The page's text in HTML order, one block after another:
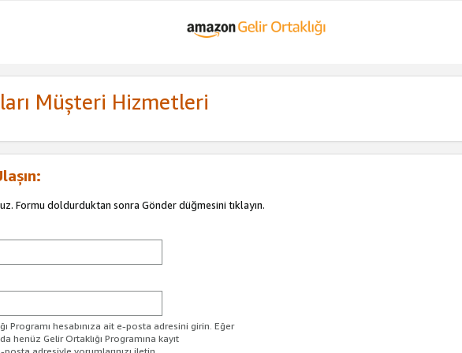
Müşteri Hizmetleri
Formu doldurduktan sonra Gönder düğmesini tıklayın.
Programı hesabınıza ait e-posta adresini girin. Eğer
henüz Gelir Ortaklığı Programına kayıt